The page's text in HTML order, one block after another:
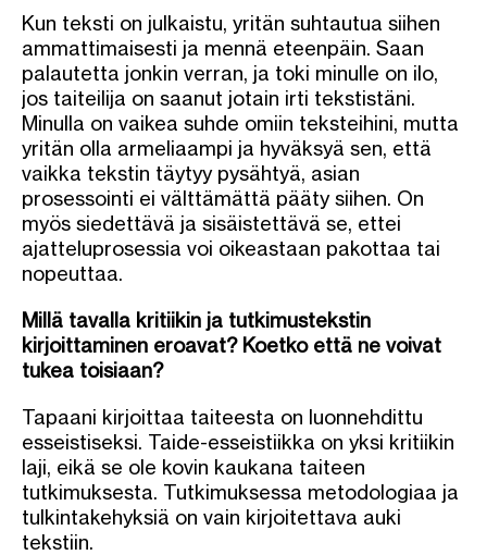
Kun teksti on julkaistu, yritän suhtautua siihen
ammattimaisesti ja mennä eteenpäin. Saan
palautetta jonkin verran, ja toki minulle on ilo,
jos taiteilija on saanut jotain irti tekstistäni.
Minulla on vaikea suhde omiin teksteihini, mutta
yritän olla armeliaampi ja hyväksyä sen, että
vaikka tekstin täytyy pysähtyä, asian
prosessointi ei välttämättä pääty siihen. On
myös siedettävä ja sisäistettävä se, ettei
ajatteluprosessia voi oikeastaan pakottaa tai
nopeuttaa.
Millä tavalla kritiikin ja tutkimustekstin
kirjoittaminen eroavat? Koetko että ne voivat
tukea toisiaan?
Tapaani kirjoittaa taiteesta on luonnehdittu
esseistiseksi. Taide-esseistiikka on yksi kritiikin
laji, eikä se ole kovin kaukana taiteen
tutkimuksesta. Tutkimuksessa metodologiaa ja
tulkintakehyksiä on vain kirjoitettava auki
tekstiin.